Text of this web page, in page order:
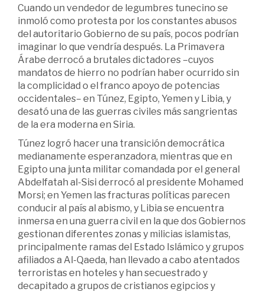
Cuando un vendedor de legumbres tunecino se
inmoló como protesta por los constantes abusos
del autoritario Gobierno de su país, pocos podrían
imaginar lo que vendría después. La Primavera
Árabe derrocó a brutales dictadores –cuyos
mandatos de hierro no podrían haber ocurrido sin
la complicidad o el franco apoyo de potencias
occidentales– en Túnez, Egipto, Yemen y Libia, y
desató una de las guerras civiles más sangrientas
de la era moderna en Siria.
Túnez logró hacer una transición democrática
medianamente esperanzadora, mientras que en
Egipto una junta militar comandada por el general
Abdelfatah al-Sisi derrocó al presidente Mohamed
Morsi; en Yemen las fracturas políticas parecen
conducir al país al abismo, y Libia se encuentra
inmersa en una guerra civil en la que dos Gobiernos
gestionan diferentes zonas y milicias islamistas,
principalmente ramas del Estado Islámico y grupos
afiliados a Al-Qaeda, han llevado a cabo atentados
terroristas en hoteles y han secuestrado y
decapitado a grupos de cristianos egipcios y